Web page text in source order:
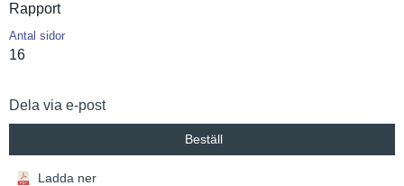
Rapport
Antal sidor
16
Dela via e-post
Beställ
Ladda ner